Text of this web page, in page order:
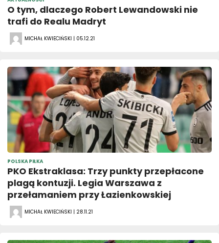
O tym, dlaczego Robert Lewandowski nie
trafi do Realu Madryt
MICHAŁ KWIECIŃSKI | 05.12.21
POLSKA PIŁKA
PKO Ekstraklasa: Trzy punkty przepłacone
plagą kontuzji. Legia Warszawa z
przełamaniem przy Łazienkowskiej
MICHAŁ KWIECIŃSKI | 28.11.21